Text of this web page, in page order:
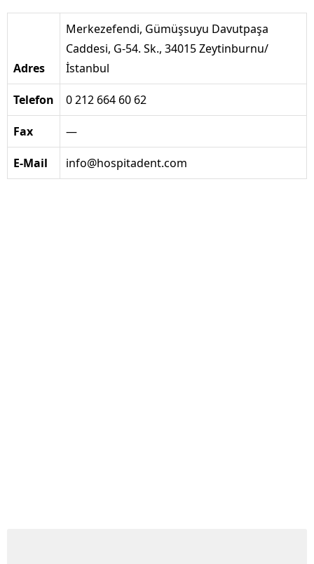
Adres
Merkezefendi, Gümüşsuyu Davutpaşa
Caddesi, G-54. Sk., 34015 Zeytinburnu/
İstanbul
Telefon 0 212 664 60 62
Fax —
E-Mail info@hospitadent.com